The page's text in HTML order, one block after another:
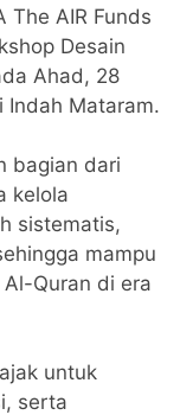
The AIR Funds
Desain
Ahad, 28
Mataram.
bagian dari
kelola
sistematis,
mampu
Quran di era
untuk
serta